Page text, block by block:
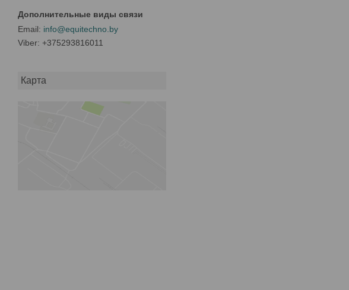
info@equitechno.by
+375293816011
Карта